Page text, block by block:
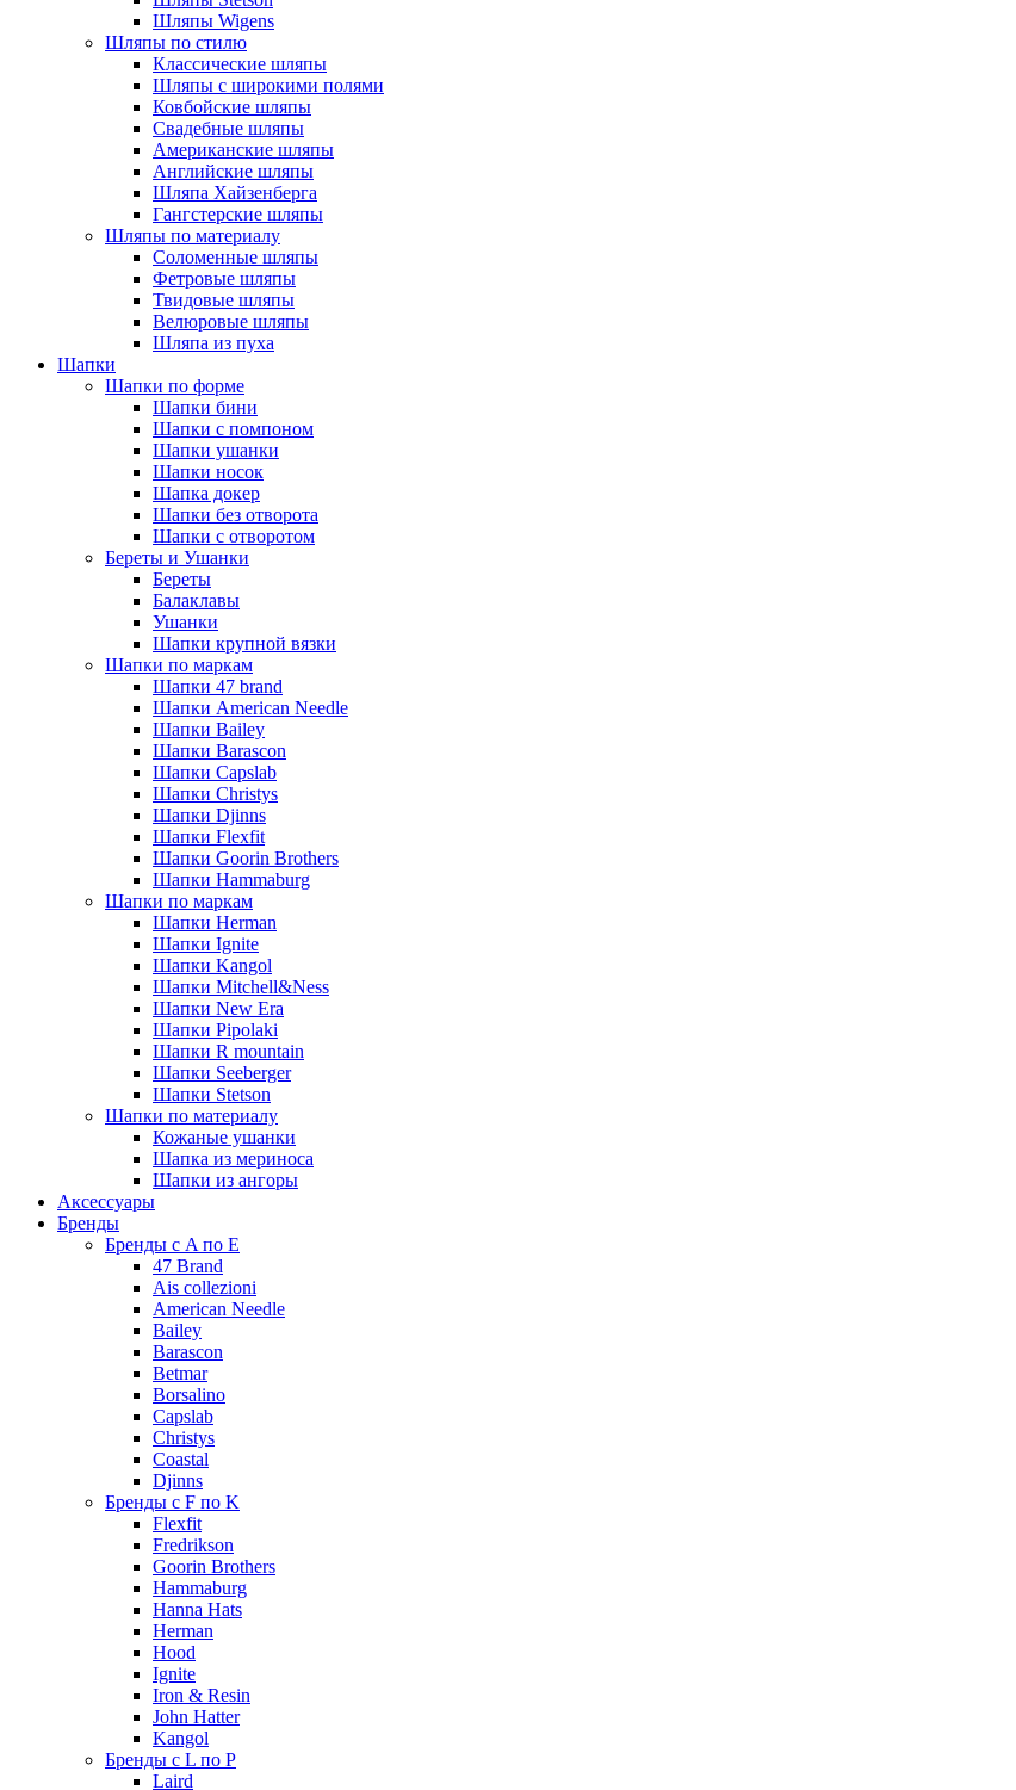
Шляпы Wigens
Шляпы по стилю
Классические шляпы
Шляпы с широкими полями
Ковбойские шляпы
Свадебные шляпы
Американские шляпы
Английские шляпы
Шляпа Хайзенберга
Гангстерские шляпы
Шляпы по материалу
Соломенные шляпы
Фетровые шляпы
Твидовые шляпы
Велюровые шляпы
Шляпа из пуха
Шапки
Шапки по форме
Шапки бини
Шапки с помпоном
Шапки ушанки
Шапки носок
Шапка докер
Шапки без отворота
Шапки с отворотом
Береты и Ушанки
Береты
Балаклавы
Ушанки
Шапки крупной вязки
Шапки по маркам
Шапки 47 brand
Шапки American Needle
Шапки Bailey
Шапки Barascon
Шапки Capslab
Шапки Christys
Шапки Djinns
Шапки Flexfit
Шапки Goorin Brothers
Шапки Hammaburg
Шапки по маркам
Шапки Herman
Шапки Ignite
Шапки Kangol
Шапки Mitchell&Ness
Шапки New Era
Шапки Pipolaki
Шапки R mountain
Шапки Seeberger
Шапки Stetson
Шапки по материалу
Кожаные ушанки
Шапка из мериноса
Шапки из ангоры
Аксессуары
Бренды
Бренды с A по E
47 Brand
Ais collezioni
American Needle
Bailey
Barascon
Betmar
Borsalino
Capslab
Christys
Coastal
Djinns
Бренды с F по K
Flexfit
Fredrikson
Goorin Brothers
Hammaburg
Hanna Hats
Herman
Hood
Ignite
Iron & Resin
John Hatter
Kangol
Бренды с L по P
Laird